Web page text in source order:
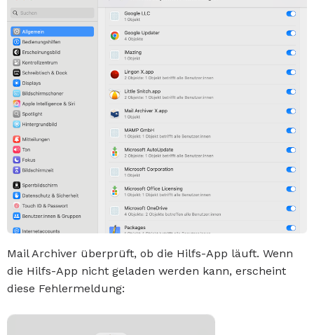
Mail Archiver überprüft, ob die Hilfs-App läuft. Wenn
die Hilfs-App nicht geladen werden kann, erscheint
diese Fehlermeldung: